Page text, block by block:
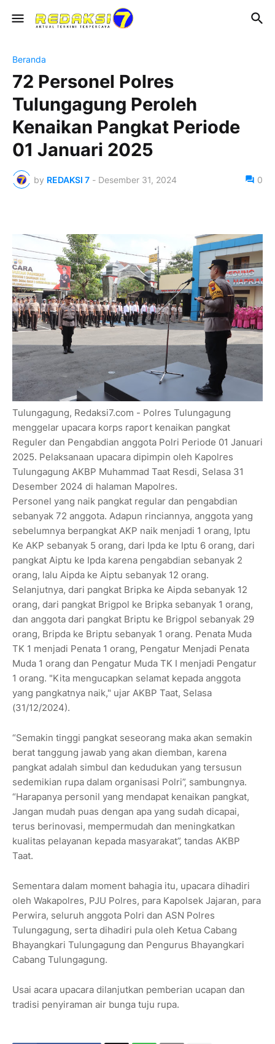
Beranda
72 Personel Polres
Tulungagung Peroleh
Kenaikan Pangkat Periode
01 Januari 2025
by REDAKSI 7 - Desember 31, 2024 0
Tulungagung, Redaksi7.com - Polres Tulungagung
menggelar upacara korps raport kenaikan pangkat
Reguler dan Pengabdian anggota Polri Periode 01 Januari
2025. Pelaksanaan upacara dipimpin oleh Kapolres
Tulungagung AKBP Muhammad Taat Resdi, Selasa 31
Desember 2024 di halaman Mapolres.
Personel yang naik pangkat regular dan pengabdian
sebanyak 72 anggota. Adapun rinciannya, anggota yang
sebelumnya berpangkat AKP naik menjadi 1 orang, Iptu
Ke AKP sebanyak 5 orang, dari Ipda ke Iptu 6 orang, dari
pangkat Aiptu ke Ipda karena pengabdian sebanyak 2
orang, lalu Aipda ke Aiptu sebanyak 12 orang.
Selanjutnya, dari pangkat Bripka ke Aipda sebanyak 12
orang, dari pangkat Brigpol ke Bripka sebanyak 1 orang,
dan anggota dari pangkat Briptu ke Brigpol sebanyak 29
orang, Bripda ke Briptu sebanyak 1 orang. Penata Muda
TK 1 menjadi Penata 1 orang, Pengatur Menjadi Penata
Muda 1 orang dan Pengatur Muda TK I menjadi Pengatur
1 orang. "Kita mengucapkan selamat kepada anggota
yang pangkatnya naik," ujar AKBP Taat, Selasa
(31/12/2024).
“Semakin tinggi pangkat seseorang maka akan semakin
berat tanggung jawab yang akan diemban, karena
pangkat adalah simbul dan kedudukan yang tersusun
sedemikian rupa dalam organisasi Polri”, sambungnya.
“Harapanya personil yang mendapat kenaikan pangkat,
Jangan mudah puas dengan apa yang sudah dicapai,
terus berinovasi, mempermudah dan meningkatkan
kualitas pelayanan kepada masyarakat”, tandas AKBP
Taat.
Sementara dalam moment bahagia itu, upacara dihadiri
oleh Wakapolres, PJU Polres, para Kapolsek Jajaran, para
Perwira, seluruh anggota Polri dan ASN Polres
Tulungagung, serta dihadiri pula oleh Ketua Cabang
Bhayangkari Tulungagung dan Pengurus Bhayangkari
Cabang Tulungagung.
Usai acara upacara dilanjutkan pemberian ucapan dan
tradisi penyiraman air bunga tuju rupa.